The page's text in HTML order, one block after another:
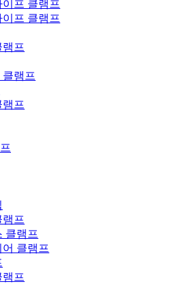
프 클램프
프 클램프
프
램프
프
프
클램프
클램프
프